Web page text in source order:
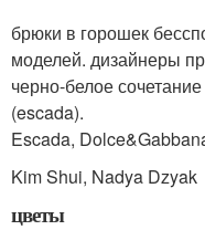
брюки в горошек
моделей. дизайнеры
черно-белое
(escada).
Escada,
Kim Shui, Nadya Dzyak
цветы